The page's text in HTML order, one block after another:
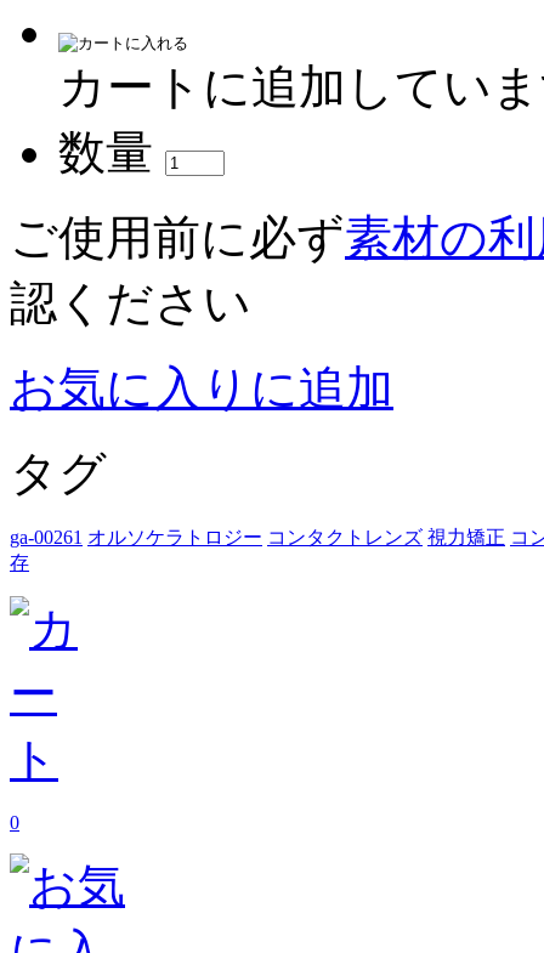
カートに追加してい
数量
ご使用前に必ず素材の
認ください
お気に入りに追加
タグ
ga-00261 オルソケラトロジー コンタクトレンズ 視力矯正 コ
存
0